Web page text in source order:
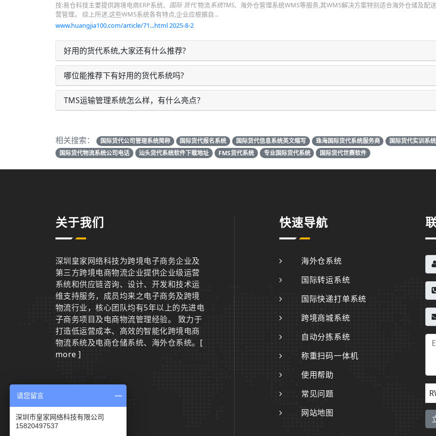
技:易仓科技主要提供跨境电商ERP系统、 国际 货代物流系统TMS、海外仓管理系统WMS等服务,其WMS解决方案特别适合海外仓储及配
营管理。 综上所述,这些WMS系统各有特点,企业应根据自...
www.huangjia100.com/article/71...html 2025-8-2
好用的货代系统,大家还有什么推荐?
哪位能推荐下有好用的货代系统吗?
TMS运输管理系统怎么样，有什么亮点？
相关搜索： 国际货代公司管理系统简称 国际货代报名系统 国际货代信息系统英文缩写 珠海国际货代系统服务商
国际货代实训系
国际货代物流系统公司电话
汕头货代系统软件下载地址 FMS货代系统 专业国际货代系统 国际货代世赛软件
关于我们
深圳皇家网络科技为跨境电子商务企业及
第三方跨境电商物流企业提供企业级运营
系统和供应链咨询、设计、开发和技术运
维支持服务，成员均来之电子商务及跨境
物流行业，核心团队均有5年以上的先进电
子商务项目及电商物流管理经验。 致力于
打造低运营成本、高效的智能化跨境电商
物流系统及电商仓储系统、海外仓系统。 [
more ]
联系我们
快速导航
海外仓系统
国际转运系统
国际快递打单系统
跨境商城系统
自动分拣系统
称重扫码一体机
使用帮助
常见问题
网站地图
请您留言
深圳市皇家网络科技有限公司
15820497537